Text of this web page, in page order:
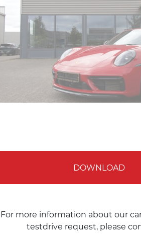
DOWNLOAD
For more information about our
testdrive request, please